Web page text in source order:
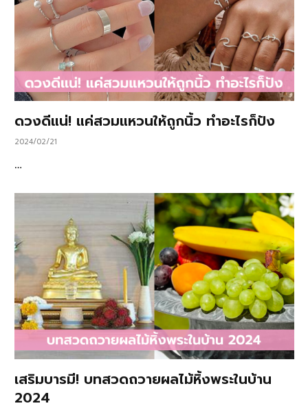
ดวงดีแน่! แค่สวมแหวนให้ถูกนิ้ว ทำอะไรก็ปัง
2024/02/21
…
เสริมบารมี! บทสวดถวายผลไม้หิ้งพระในบ้าน
2024